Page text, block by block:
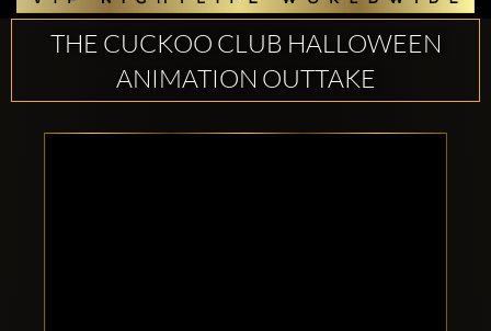
THE CUCKOO CLUB HALLOWEEN
ANIMATION OUTTAKE